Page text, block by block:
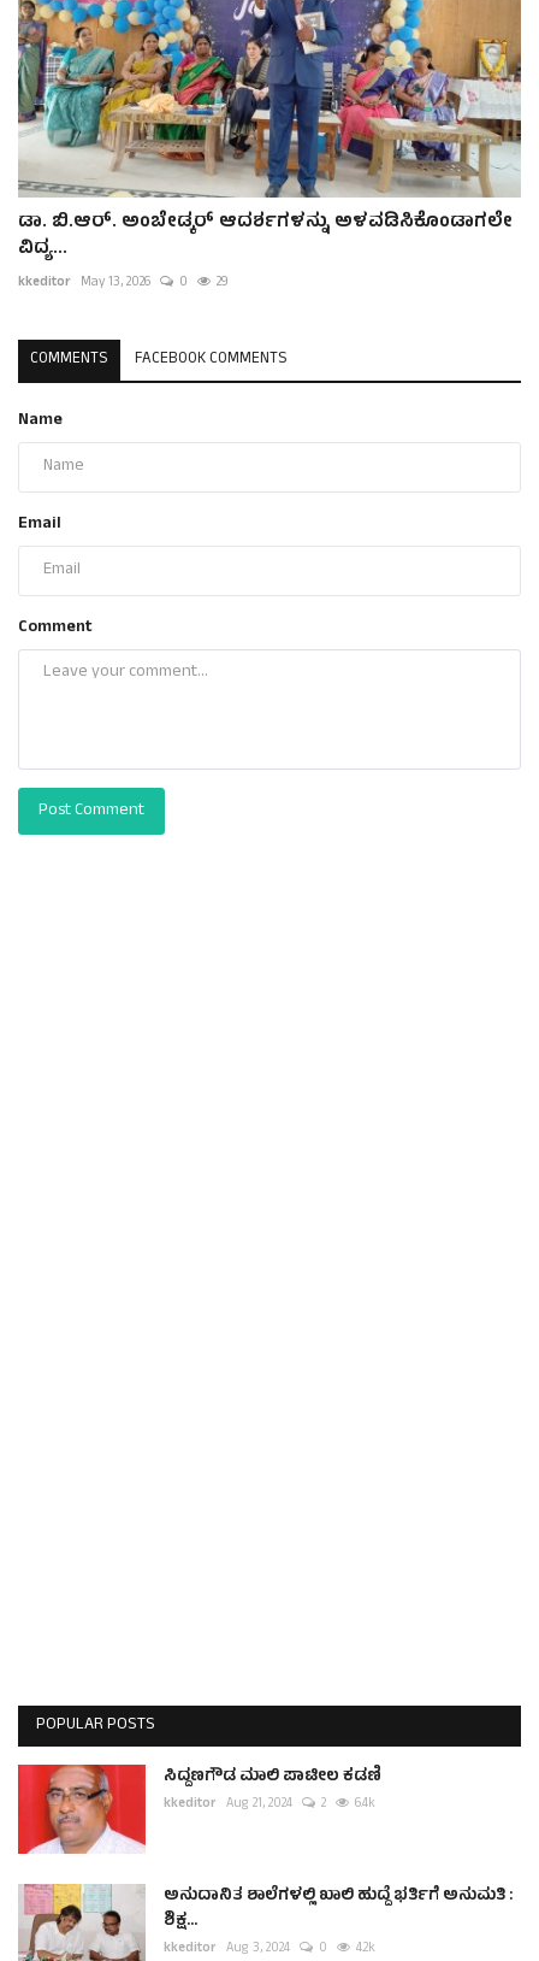
ಡಾ. ಬಿ.ಆರ್. ಅಂಬೇಡ್ಕರ್ ಆದರ್ಶಗಳನ್ನು ಅಳವಡಿಸಿಕೊಂಡಾಗಲೇ
ವಿದ್ಯ...
kkeditor May 13, 2026 0 29
COMMENTS FACEBOOK COMMENTS
Name
Email
Comment
Post Comment
POPULAR POSTS
ಸಿದ್ದಣಗೌಡ ಮಾಲಿ ಪಾಟೀಲ ಕಡಣಿ
kkeditor Aug 21, 2024 2 6.4k
ಅನುದಾನಿತ ಶಾಲೆಗಳಲ್ಲಿ ಖಾಲಿ ಹುದ್ದೆ ಭರ್ತಿಗೆ ಅನುಮತಿ :
ಶಿಕ್ಷ...
kkeditor Aug 3, 2024 0 4.2k